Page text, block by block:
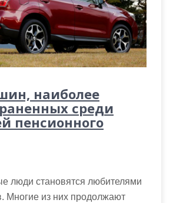
наиболее
среди
пенсионного
люди становятся любителями
Многие из них продолжают